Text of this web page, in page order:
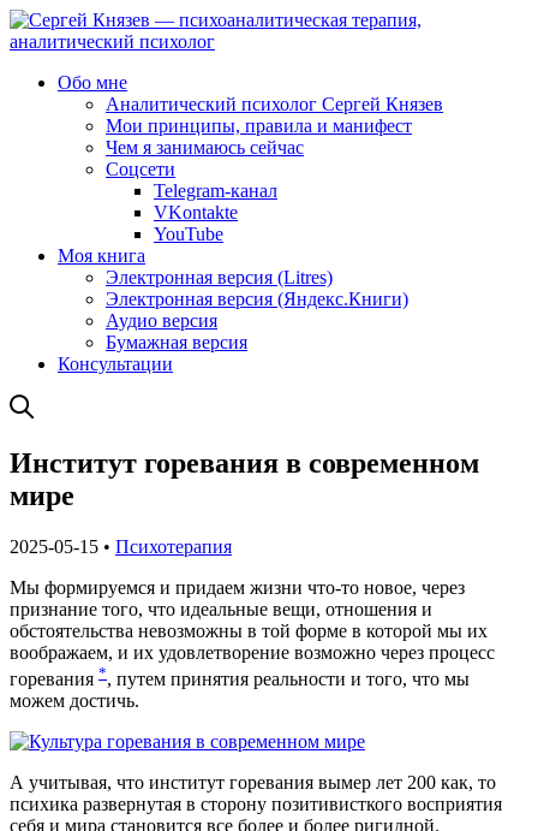
Обо мне
Аналитический психолог Сергей Князев
Мои принципы, правила и манифест
Чем я занимаюсь сейчас
Соцсети
Telegram-канал
VKontakte
YouTube
Моя книга
Электронная версия (Litres)
Электронная версия (Яндекс.Книги)
Аудио версия
Бумажная версия
Консультации
Институт горевания в современном
мире
2025-05-15 • Психотерапия
Мы формируемся и придаем жизни что-то новое, через
признание того, что идеальные вещи, отношения и
обстоятельства невозможны в той форме в которой мы их
воображаем, и их удовлетворение возможно через процесс
горевания *, путем принятия реальности и того, что мы
можем достичь.
А учитывая, что институт горевания вымер лет 200 как, то
психика развернутая в сторону позитивисткого восприятия
себя и мира становится все более и более ригидной.